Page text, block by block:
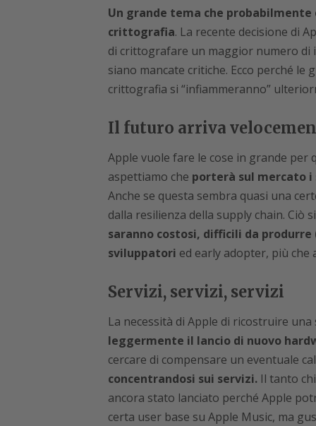
Un grande tema che
crittografia. La recente decisione di
di crittografare un maggior numero di
siano mancate critiche. Ecco perché le
crittografia si “infiammeranno”
Il futuro arriva
Apple vuole fare le cose in grande per
aspettiamo che porterà sul mercato i
Anche se questa sembra quasi una
dalla resilienza della supply chain. Ciò
saranno costosi, difficili da
sviluppatori ed early adopter, più che
Servizi, servizi, servizi
La necessità di Apple di ricostruire
leggermente il lancio di nuovo
cercare di compensare un eventuale
concentrandosi sui servizi.Il tanto
ancora stato lanciato perché Apple
certa user base su Apple Music, ma